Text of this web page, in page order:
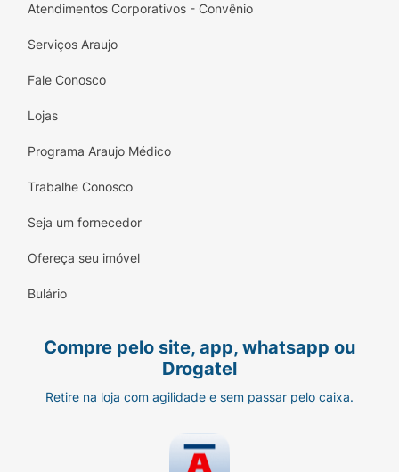
Atendimentos Corporativos - Convênio
Serviços Araujo
Fale Conosco
Lojas
Programa Araujo Médico
Trabalhe Conosco
Seja um fornecedor
Ofereça seu imóvel
Bulário
Compre pelo site, app, whatsapp ou
Drogatel
Retire na loja com agilidade e sem passar pelo caixa.